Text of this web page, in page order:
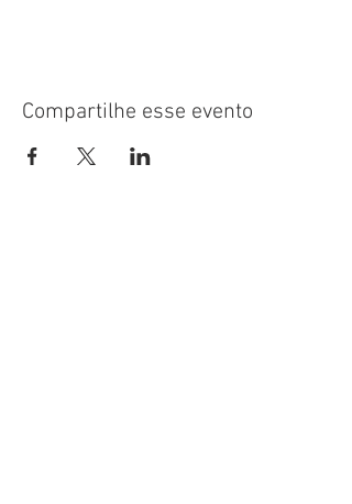
Compartilhe esse evento